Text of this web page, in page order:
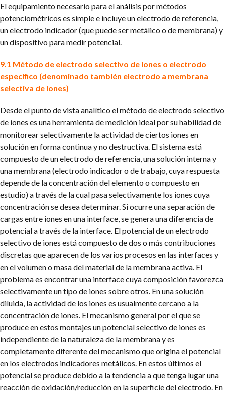
El equipamiento necesario para el análisis por métodos
potenciométricos es simple e incluye un electrodo de referencia,
un electrodo indicador (que puede ser metálico o de membrana) y
un dispositivo para medir potencial.
9.1 Método de electrodo selectivo de iones o electrodo
específico (denominado también electrodo a membrana
selectiva de iones)
Desde el punto de vista analítico el método de electrodo selectivo
de iones es una herramienta de medición ideal por su habilidad de
monitorear selectivamente la actividad de ciertos iones en
solución en forma continua y no destructiva. El sistema está
compuesto de un electrodo de referencia, una solución interna y
una membrana (electrodo indicador o de trabajo, cuya respuesta
depende de la concentración del elemento o compuesto en
estudio) a través de la cual pasa selectivamente los iones cuya
concentración se desea determinar. Si ocurre una separación de
cargas entre iones en una interface, se genera una diferencia de
potencial a través de la interface. El potencial de un electrodo
selectivo de iones está compuesto de dos o más contribuciones
discretas que aparecen de los varios procesos en las interfaces y
en el volumen o masa del material de la membrana activa. El
problema es encontrar una interface cuya composición favorezca
selectivamente un tipo de iones sobre otros. En una solución
diluida, la actividad de los iones es usualmente cercano a la
concentración de iones. El mecanismo general por el que se
produce en estos montajes un potencial selectivo de iones es
independiente de la naturaleza de la membrana y es
completamente diferente del mecanismo que origina el potencial
en los electrodos indicadores metálicos. En estos últimos el
potencial se produce debido a la tendencia a que tenga lugar una
reacción de oxidación/reducción en la superficie del electrodo. En